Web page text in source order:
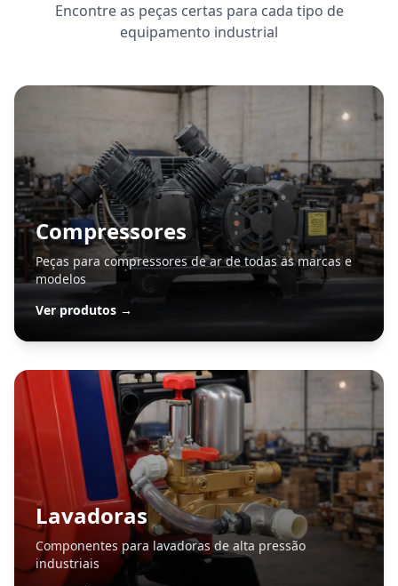
Encontre as peças certas para cada tipo de
equipamento industrial
Compressores
Peças para compressores de ar de todas as marcas e
modelos
Ver produtos →
Lavadoras
Componentes para lavadoras de alta pressão
industriais